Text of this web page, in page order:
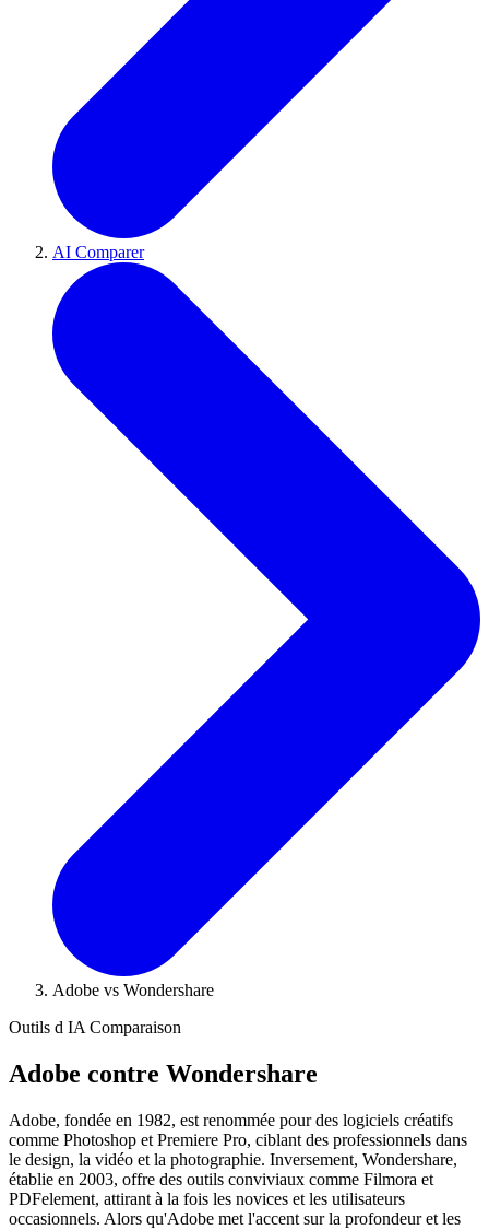
AI Comparer
Adobe vs Wondershare
Outils d IA Comparaison
Adobe contre Wondershare
Adobe, fondée en 1982, est renommée pour des logiciels créatifs
comme Photoshop et Premiere Pro, ciblant des professionnels dans
le design, la vidéo et la photographie. Inversement, Wondershare,
établie en 2003, offre des outils conviviaux comme Filmora et
PDFelement, attirant à la fois les novices et les utilisateurs
occasionnels. Alors qu'Adobe met l'accent sur la profondeur et les